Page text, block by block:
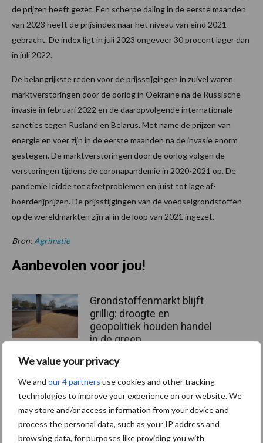
We value your privacy
We and our 4 partners use cookies and other tracking
technologies to improve your experience on our website. We
may store and/or access information from your device and
process the personal data, such as your IP address and
browsing data, for purposes like providing you with
de prijzen heeft gezet. Een scherpe daling in de eerste maanden
van 2023 heeft de prijsindex naar het niveau van eind 2021
gebracht. De index ligt in juli 2023 ongeveer 30 procent lager dan
in juli 2022.
De belangrijkste reden voor de prijsstijgingen in zuivel waren
marktverstoringen door de oorlog in Oekraïne na de Russische
invasie in februari 2022 en de daaropvolgende internationale
sancties tegen Rusland en Belarus. Met name de prijzen van
energie en voer zijn in de eerste maanden na de invasie enorm
gestegen. De marktverstoringen door de oorlog volgen de
verstoringen tijdens de coronapandemie in 2020-2021 op. De
pandemie leidde tot afzetproblemen en juist tot lage af-
boerderijprijzen. De prijsstijgingen van de voedselgrondstoffen
op de wereldmarkten zijn al in de loop van 2021 ingezet.
Bron: Agrimatie
Aanbevolen voor jou!
Grondstoffenmarkt blijft
grillig: droogte en
geopolitiek houden handel
in de greep
De speenhuid: een vaak
onderschatte risicofactor
voor mastitis